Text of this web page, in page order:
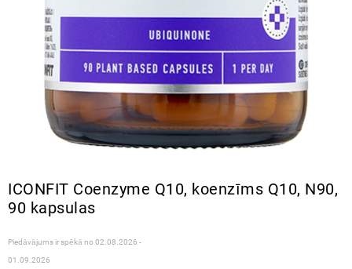
ICONFIT Coenzyme Q10, koenzīms Q10, N90,
90 kapsulas
Piedāvājums ir spēkā no 02.08.2026 -
01.09.2026